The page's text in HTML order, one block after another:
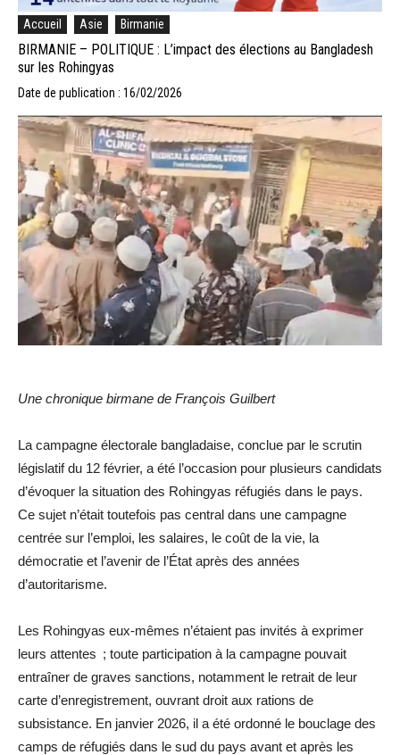
Accueil Asie Birmanie
BIRMANIE – POLITIQUE : L’impact des élections au Bangladesh
sur les Rohingyas
Date de publication : 16/02/2026
Une chronique birmane de François Guilbert
La campagne électorale bangladaise, conclue par le scrutin
législatif du 12 février, a été l’occasion pour plusieurs candidats
d’évoquer la situation des Rohingyas réfugiés dans le pays.
Ce sujet n’était toutefois pas central dans une campagne
centrée sur l’emploi, les salaires, le coût de la vie, la
démocratie et l’avenir de l’État après des années
d’autoritarisme.
Les Rohingyas eux-mêmes n’étaient pas invités à exprimer
leurs attentes ; toute participation à la campagne pouvait
entraîner de graves sanctions, notamment le retrait de leur
carte d’enregistrement, ouvrant droit aux rations de
subsistance. En janvier 2026, il a été ordonné le bouclage des
camps de réfugiés dans le sud du pays avant et après les